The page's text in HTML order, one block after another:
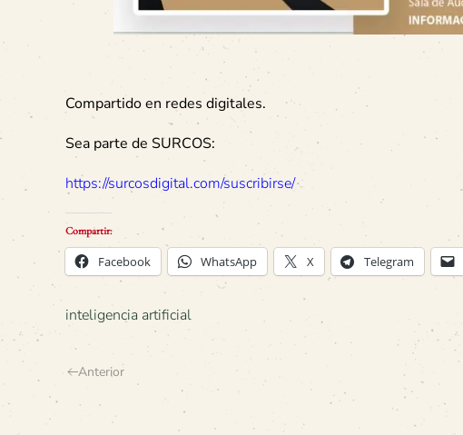
Compartido en redes digitales.
Sea parte de SURCOS:
https://surcosdigital.com/suscribirse/
Compartir:
Facebook WhatsApp X Telegram
inteligencia artificial
Anterior